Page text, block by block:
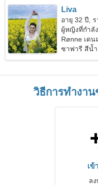
Liva
อายุ 32 ปี,
ผู้หญิงที่กำลั
Rønne เดน
ซาฟารี สีน้ำ
วิธีการทำงา
เข้
ล